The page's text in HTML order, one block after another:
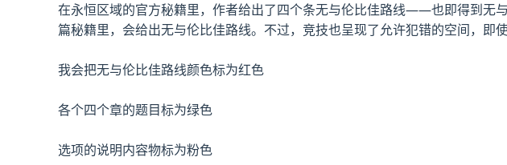
在永恒区域的官方秘籍里，作者给出了四个条无与伦比佳路线——也即得到无
篇秘籍里，会给出无与伦比佳路线。不过，竞技也呈现了允许犯错的空间，即
我会把无与伦比佳路线颜色标为红色
各个四个章的题目标为绿色
选项的说明内容物标为粉色